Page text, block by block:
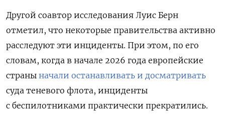
Другой соавтор исследования Луис Берн
отметил, что некоторые правительства активно
расследуют эти инциденты. При этом, по его
словам, когда в начале 2026 года европейские
страны начали останавливать и досматривать
суда теневого флота, инциденты
с беспилотниками практически прекратились.